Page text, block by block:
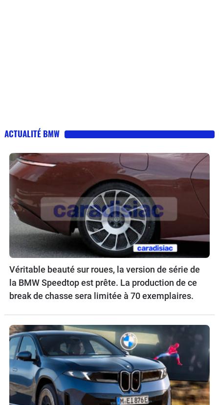
ACTUALITÉ BMW
Véritable beauté sur roues, la version de série de
la BMW Speedtop est prête. La production de ce
break de chasse sera limitée à 70 exemplaires.